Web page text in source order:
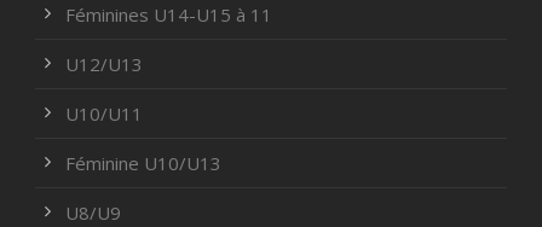
Féminines U14-U15 à 11
U12/U13
U10/U11
Féminine U10/U13
U8/U9